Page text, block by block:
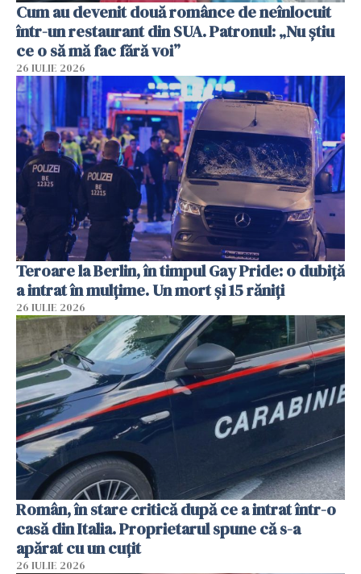
Cum au devenit două românce de neînlocuit
într-un restaurant din SUA. Patronul: „Nu știu
ce o să mă fac fără voi”
26 IULIE 2026
Teroare la Berlin, în timpul Gay Pride: o dubiță
a intrat în mulțime. Un mort și 15 răniți
26 IULIE 2026
Român, în stare critică după ce a intrat într-o
casă din Italia. Proprietarul spune că s-a
apărat cu un cuțit
26 IULIE 2026